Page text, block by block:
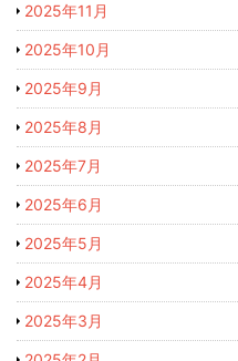
2025年11月
2025年10月
2025年9月
2025年8月
2025年7月
2025年6月
2025年5月
2025年4月
2025年3月